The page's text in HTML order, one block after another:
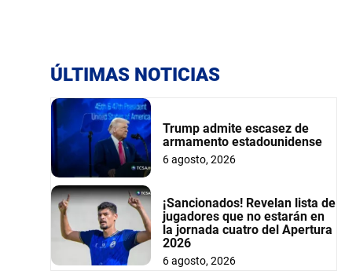
ÚLTIMAS NOTICIAS
Trump admite escasez de
armamento estadounidense
6 agosto, 2026
¡Sancionados! Revelan lista de
jugadores que no estarán en
la jornada cuatro del Apertura
2026
6 agosto, 2026